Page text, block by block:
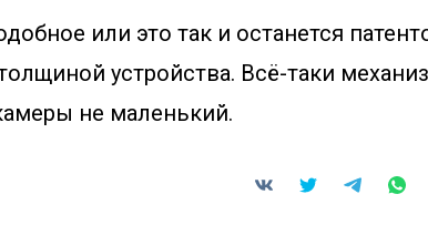
или это так и останется
устройства. Всё-таки
не маленький.